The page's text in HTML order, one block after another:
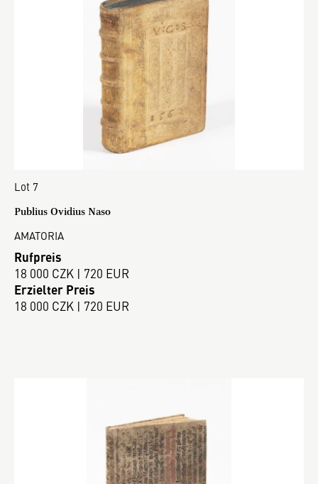
Lot 7
Publius Ovidius Naso
AMATORIA
Rufpreis
18 000 CZK | 720 EUR
Erzielter Preis
18 000 CZK | 720 EUR